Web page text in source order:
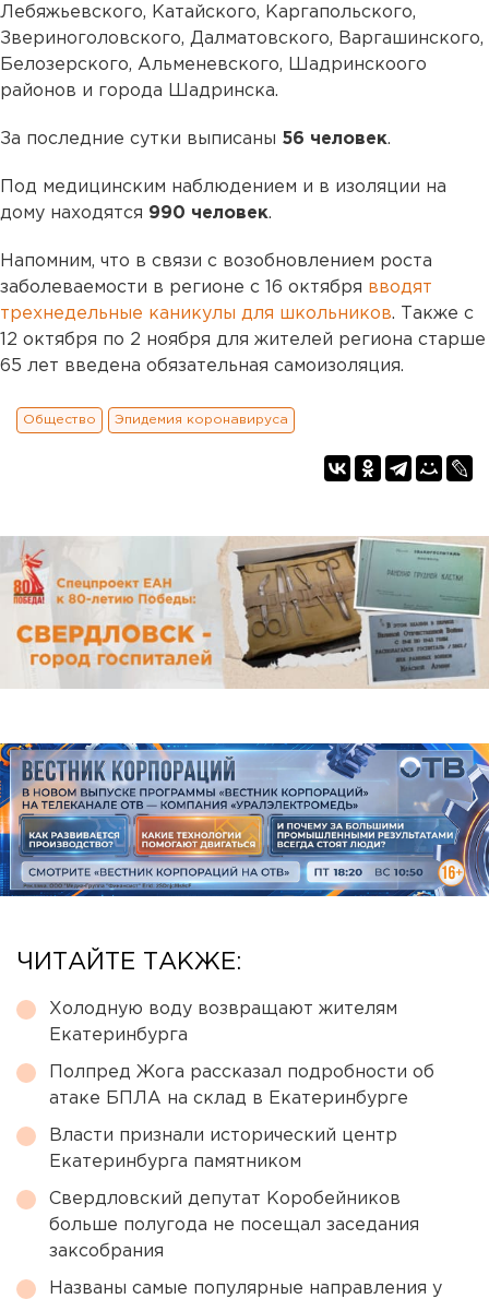
Лебяжьевского, Катайского, Каргапольского,
Звериноголовского, Далматовского, Варгашинского,
Белозерского, Альменевского, Шадринскоого
районов и города Шадринска.
За последние сутки выписаны 56 человек.
Под медицинским наблюдением и в изоляции на
дому находятся 990 человек.
Напомним, что в связи с возобновлением роста
заболеваемости в регионе с 16 октября вводят
трехнедельные каникулы для школьников. Также с
12 октября по 2 ноября для жителей региона старше
65 лет введена обязательная самоизоляция.
Общество Эпидемия коронавируса
ЧИТАЙТЕ ТАКЖЕ:
Холодную воду возвращают жителям
Екатеринбурга
Полпред Жога рассказал подробности об
атаке БПЛА на склад в Екатеринбурге
Власти признали исторический центр
Екатеринбурга памятником
Свердловский депутат Коробейников
больше полугода не посещал заседания
заксобрания
Названы самые популярные направления у